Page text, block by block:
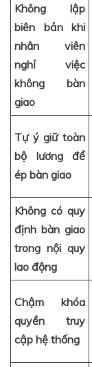
Không lập
biên bản khi
nhân viên
nghỉ việc
không bàn
giao
Tự ý giữ toàn
bộ lương để
ép bàn giao
Không có quy
định bàn giao
trong nội quy
lao động
Chậm khóa
quyền truy
cập hệ thống